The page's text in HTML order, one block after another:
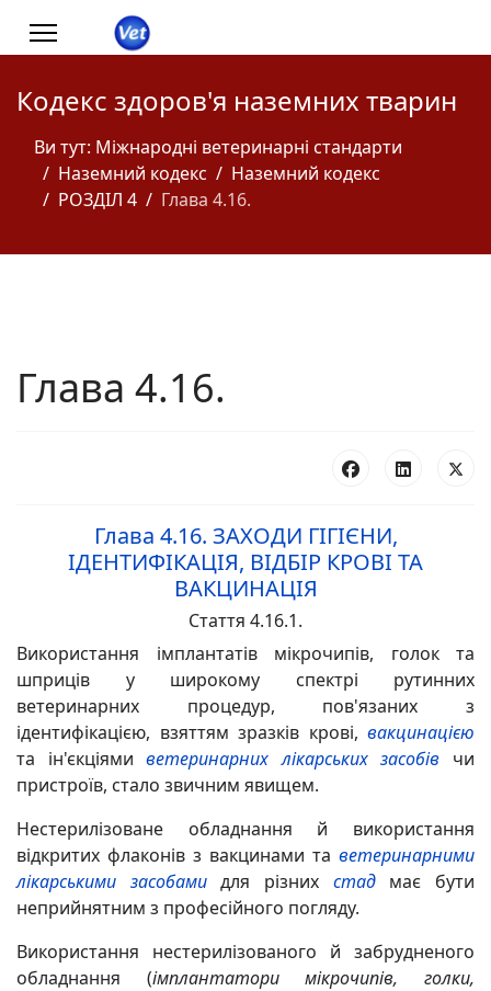
Кодекс здоров'я наземних тварин
Ви тут: Міжнародні ветеринарні стандарти
Наземний кодекс
Наземний кодекс
РОЗДІЛ 4
Глава 4.16.
Глава 4.16.
Глава 4.16. ЗАХОДИ ГІГІЄНИ,
ІДЕНТИФІКАЦІЯ, ВІДБІР КРОВІ ТА
ВАКЦИНАЦІЯ
Стаття 4.16.1.
Використання імплантатів мікрочипів, голок та
шприців у широкому спектрі рутинних
ветеринарних процедур, пов'язаних з
ідентифікацією, взяттям зразків крові, вакцинацією
та ін'єкціямиветеринарних лікарських засобів чи
пристроїв, стало звичним явищем.
Нестерилізоване обладнання й використання
відкритих флаконів з вакцинами та ветеринарними
лікарськими засобамидля різних стадмає бути
неприйнятним з професійного погляду.
Використання нестерилізованого й забрудненого
обладнання (імплантатори мікрочипів, голки,